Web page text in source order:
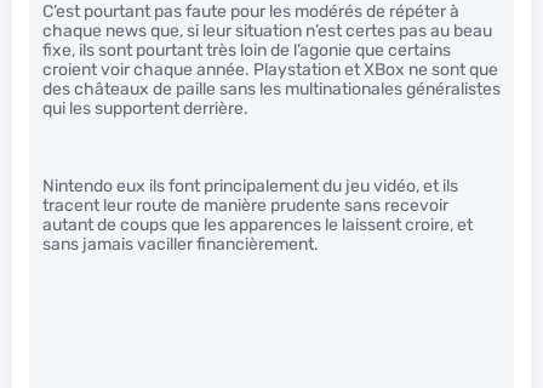
C’est pourtant pas faute pour les modérés de répéter à
chaque news que, si leur situation n’est certes pas au beau
fixe, ils sont pourtant très loin de l’agonie que certains
croient voir chaque année. Playstation et XBox ne sont que
des châteaux de paille sans les multinationales généralistes
qui les supportent derrière.
Nintendo eux ils font principalement du jeu vidéo, et ils
tracent leur route de manière prudente sans recevoir
autant de coups que les apparences le laissent croire, et
sans jamais vaciller financièrement.